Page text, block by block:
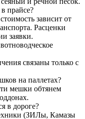
прайсе?
зависит от
Расценки
заявки.
связаны только с
на паллетах?
мешки обтянем
в дороге?
(ЗИЛы, Камазы